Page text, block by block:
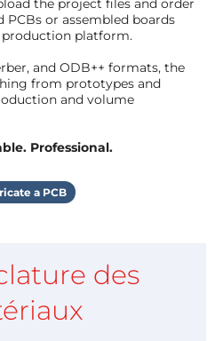
the project files and order
or assembled boards
platform.
and ODB++ formats, the
from prototypes and
and volume
Professional.
a PCB
des